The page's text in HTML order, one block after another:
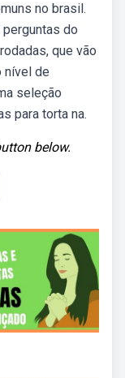
no brasil.
do
que vão
nível de
seleção
para torta na.
below.